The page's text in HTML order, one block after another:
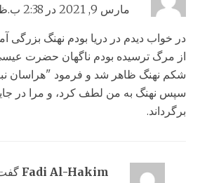
مارس 9, 2021 در 2:38 ب.ظ
در خواب دیدم در دریا بودم نهنگ بزرگی
از مرگ ترسیده بودم ناگهان حضرت
شکم نهنگ ظاهر شد و فرمود "هراسان
سپس نهنگ به من لطف کرد، و مرا در
برگرداند.
Fadi Al-Hakim